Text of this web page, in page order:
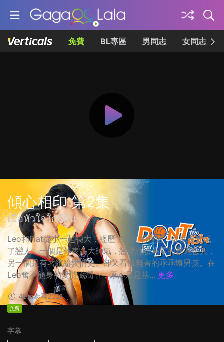
免費 BL專區 男同志 女同志
傾心相印 第2集
เมื่อหัวใจใกล้กัน
Leo和Fiat從小一起長大，經歷了相互的暗戀，從朋友變成
了戀人，一個是外表高大帥氣，戀愛經驗為零的霸道忠犬，
另一個是有著繽紛愛情史、卻又看似無害的乖乖壞男孩。在
Leo奮不顧身的愛情滋潤下，原本只是基... 更多
49m泰國2021
免費
字幕